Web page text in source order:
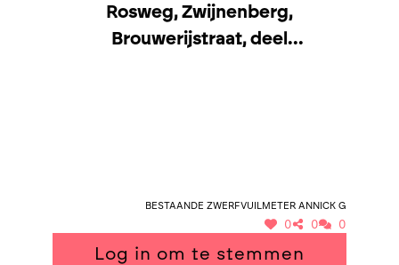
Rosweg, Zwijnenberg,
Brouwerijstraat, deel
Bestaande zwerfvuilmeter Annick G
0 0 0
Log in om te stemmen